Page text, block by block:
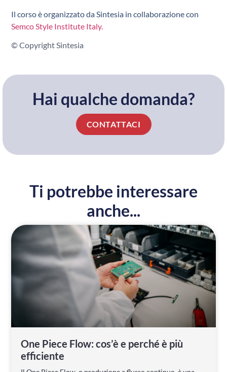
Il corso è organizzato da Sintesia in collaborazione con
Semco Style Institute Italy.
© Copyright Sintesia
Hai qualche domanda?
CONTATTACI
Ti potrebbe interessare
anche...
One Piece Flow: cos’è e perché è più
efficiente